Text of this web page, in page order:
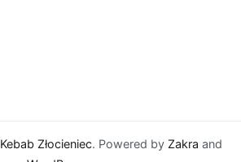
Kebab Złocieniec. Powered by Zakra and